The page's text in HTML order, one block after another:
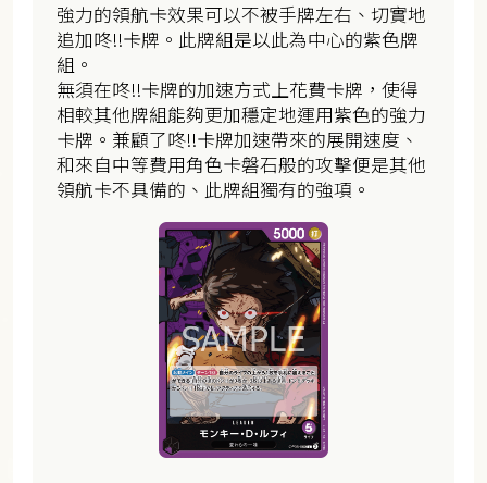
強力的領航卡效果可以不被手牌左右、切實地
追加咚!!卡牌。此牌組是以此為中心的紫色牌
組。
無須在咚!!卡牌的加速方式上花費卡牌，使得
相較其他牌組能夠更加穩定地運用紫色的強力
卡牌。兼顧了咚!!卡牌加速帶來的展開速度、
和來自中等費用角色卡磐石般的攻擊便是其他
領航卡不具備的、此牌組獨有的強項。